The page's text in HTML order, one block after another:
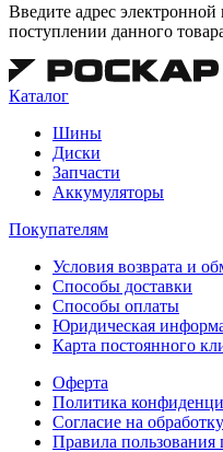
Введите адрес
поступлении данного
Каталог
Шины
Диски
Запчасти
Аккумуляторы
Покупателям
Условия возврата и
Способы доставки
Способы оплаты
Юридическая
Карта постоянного
Оферта
Политика
Согласие на
Правила